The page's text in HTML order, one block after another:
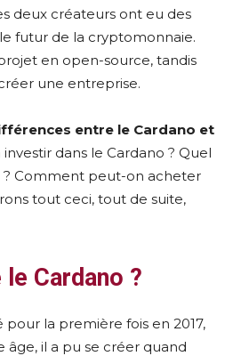
deux créateurs ont eu des
futur de la cryptomonnaie.
en open-source, tandis
une entreprise.
entre le Cardano et
dans le Cardano ? Quel
? Comment peut-on acheter
tout ceci, tout de suite,
le Cardano ?
pour la première fois en 2017,
âge, il a pu se créer quand